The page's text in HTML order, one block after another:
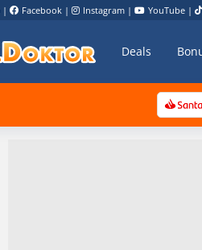
| Facebook | Instagram | YouTube |
Deals